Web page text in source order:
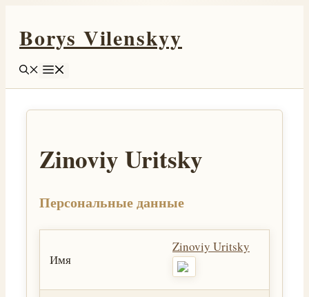
содержимому
Borys Vilenskyy
Zinoviy Uritsky
Персональные данные
Имя
Zinoviy Uritsky